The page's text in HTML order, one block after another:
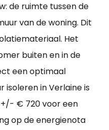
de ruimte tussen de
van de woning. Dit
Het
buiten en in de
een optimaal
isoleren in Verlaine is
€ 720 voor een
op de energienota